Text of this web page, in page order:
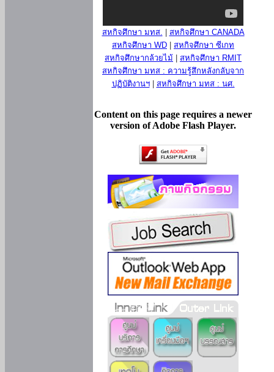
สหกิจศึกษา มทส.
สหกิจศึกษา CANADA
สหกิจศึกษา WD
สหกิจศึกษา ซีเกท
สหกิจศึกษากล้วยไม้
สหกิจศึกษา RMIT
สหกิจศึกษา มทส : ความรู้สึกหลังกลับจาก
ปฏิบัติงานฯ| สหกิจศึกษา มทส : นศ.
Content on this page requires a newer
version of Adobe Flash Player.